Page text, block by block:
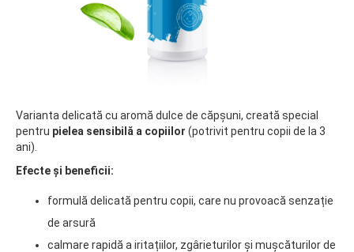
Varianta delicată cu aromă dulce de căpșuni, creată special
pentru pielea sensibilă a copiilor (potrivit pentru copii de la 3
ani).
Efecte și beneficii:
formulă delicată pentru copii, care nu provoacă senzație
de arsură
calmare rapidă a iritațiilor, zgârieturilor și mușcăturilor de